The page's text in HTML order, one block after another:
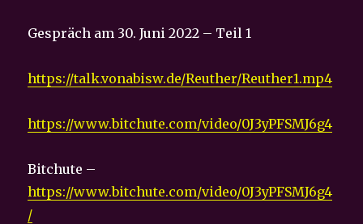
Gespräch am 30. Juni 2022 – Teil 1
https://talk.vonabisw.de/Reuther/Reuther1.mp4
https://www.bitchute.com/video/0J3yPFSMJ6g4
Bitchute –
https://www.bitchute.com/video/0J3yPFSMJ6g4
/